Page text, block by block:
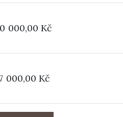
000,00 Kč
000,00 Kč